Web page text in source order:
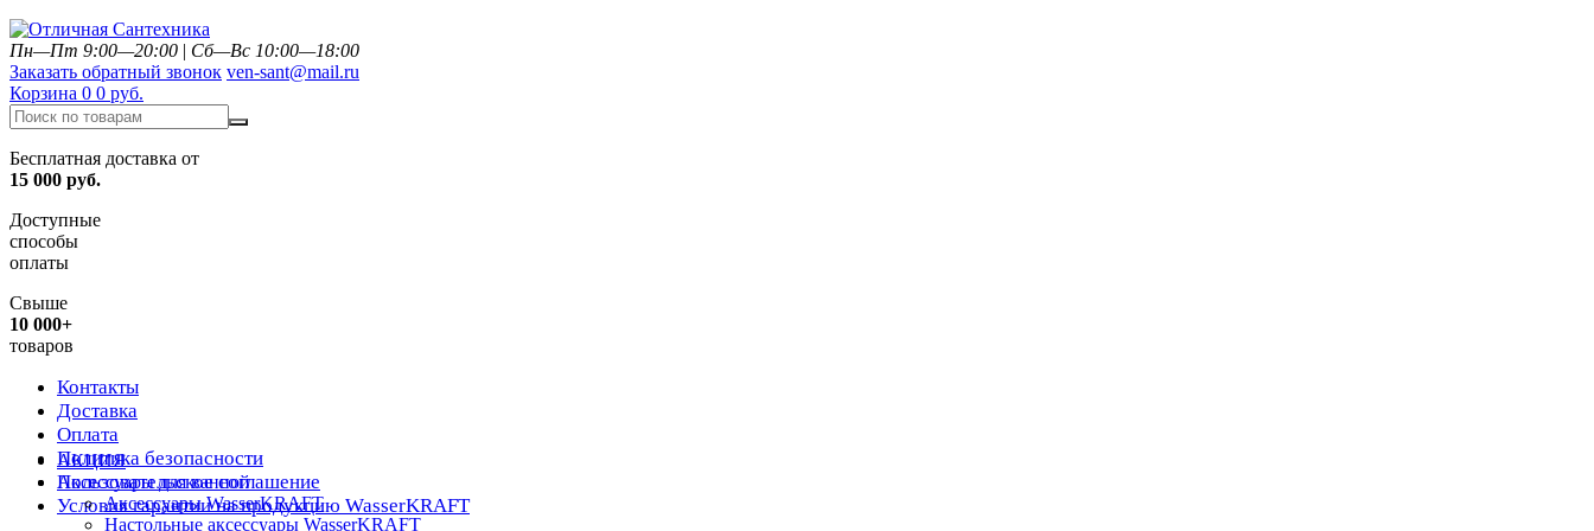
Пн—Пт 9:00—20:00 | Сб—Вс 10:00—18:00
Заказать обратный звонок ven-sant@mail.ru
Корзина 0 0 руб.
Бесплатная доставка от
15 000 руб.
Доступные
способы
оплаты
Свыше
10 000+
товаров
Контакты
Доставка
Оплата
Политика безопасности
Пользовательское соглашение
Условия гарантии на продукцию WasserKRAFT
АКЦИЯ
Аксессуары для ванной
Аксессуары WasserKRAFT
Настольные аксессуары WasserKRAFT